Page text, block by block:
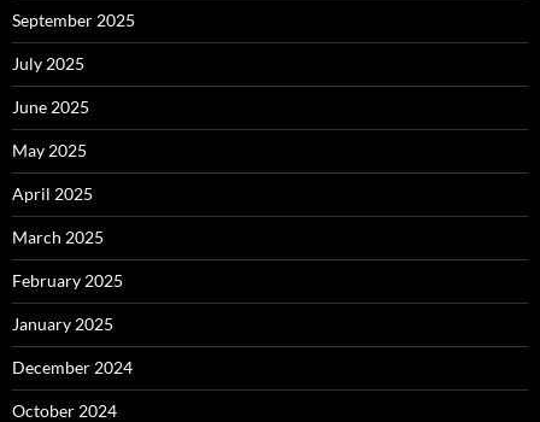
September 2025
July 2025
June 2025
May 2025
April 2025
March 2025
February 2025
January 2025
December 2024
October 2024